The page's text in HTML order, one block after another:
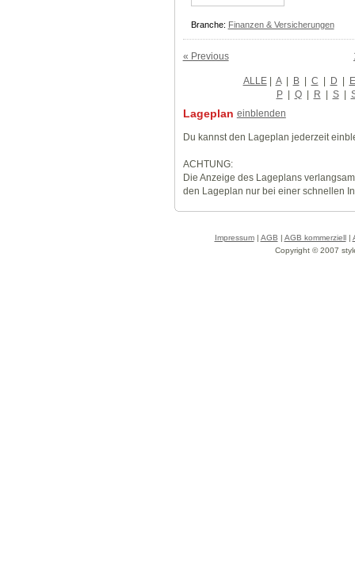
Branche: Finanzen & Versicherungen
« Previous
ALLE| A | B | C | D | E
P | Q | R | S |
Lageplan einblenden
Du kannst den Lageplan jederzeit
ACHTUNG:
Die Anzeige des Lageplans
den Lageplan nur bei einer schnellen
Impressum| AGB | AGB kommerziell|
Copyright © 2007